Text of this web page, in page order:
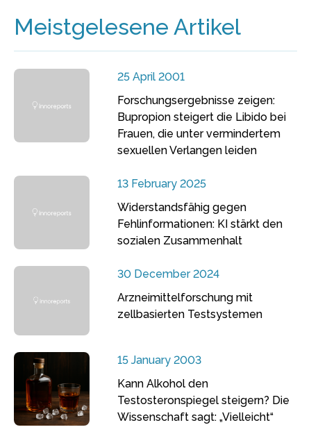
Meistgelesene Artikel
25 April 2001
Forschungsergebnisse zeigen:
Bupropion steigert die Libido bei
Frauen, die unter vermindertem
sexuellen Verlangen leiden
13 February 2025
Widerstandsfähig gegen
Fehlinformationen: KI stärkt den
sozialen Zusammenhalt
30 December 2024
Arzneimittelforschung mit
zellbasierten Testsystemen
15 January 2003
Kann Alkohol den
Testosteronspiegel steigern? Die
Wissenschaft sagt: „Vielleicht“